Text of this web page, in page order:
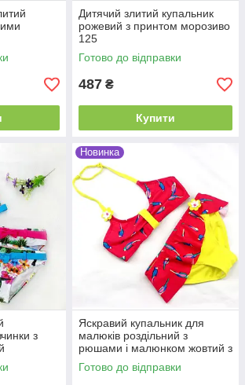
Дитячий злитий купальник
рожевий з принтом морозиво
125
Готово до відправки
487 ₴
Купити
з
Новинка
Яскравий купальник для
малюків роздільний з
рюшами і малюнком жовтий з
червоним
Готово до відправки